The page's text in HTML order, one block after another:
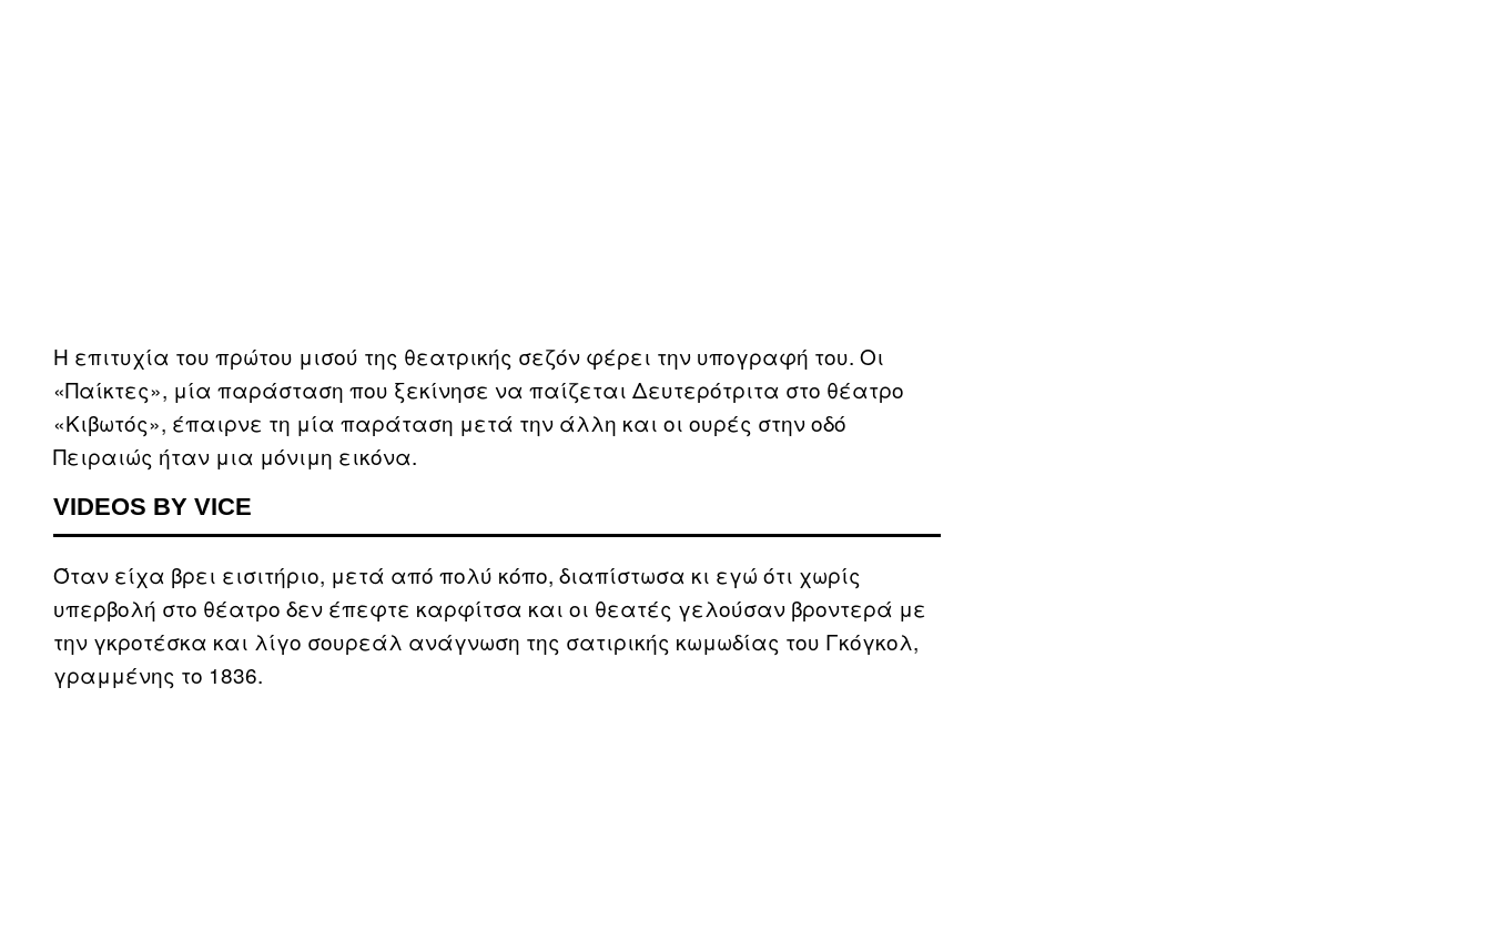
Η επιτυχία του πρώτου μισού της θεατρικής σεζόν φέρει την υπογραφή του. Οι
«Παίκτες», μία παράσταση που ξεκίνησε να παίζεται Δευτερότριτα στο θέατρο
«Κιβωτός», έπαιρνε τη μία παράταση μετά την άλλη και οι ουρές στην οδό
Πειραιώς ήταν μια μόνιμη εικόνα.
VIDEOS BY VICE
Όταν είχα βρει εισιτήριο, μετά από πολύ κόπο, διαπίστωσα κι εγώ ότι χωρίς
υπερβολή στο θέατρο δεν έπεφτε καρφίτσα και οι θεατές γελούσαν βροντερά με
την γκροτέσκα και λίγο σουρεάλ ανάγνωση της σατιρικής κωμωδίας του Γκόγκολ,
γραμμένης το 1836.